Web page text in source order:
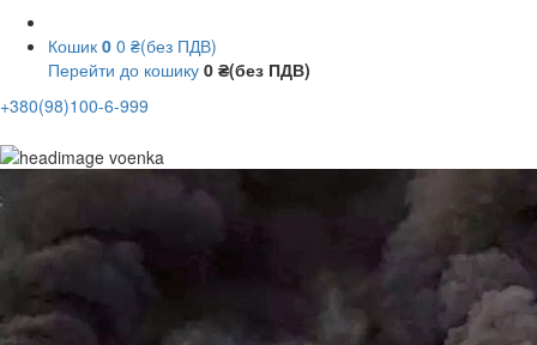
Кошик 0 0 ₴(без ПДВ)
Перейти до кошику 0 ₴(без ПДВ)
+380(98)100-6-999